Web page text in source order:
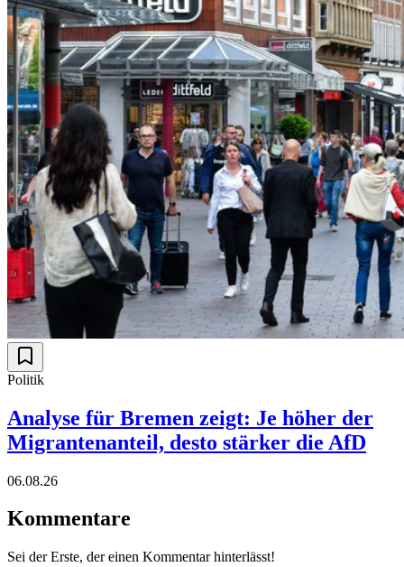
Politik
Analyse für Bremen zeigt: Je höher der
Migrantenanteil, desto stärker die AfD
06.08.26
Kommentare
Sei der Erste, der einen Kommentar hinterlässt!